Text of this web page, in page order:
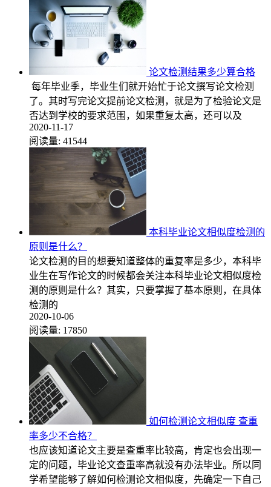
论文检测结果多少算合格
每年毕业季，毕业生们就开始忙于论文撰写论文检测
了。其时写完论文提前论文检测，就是为了检验论文是
否达到学校的要求范围，如果重复太高，还可以及
2020-11-17
阅读量: 41544
本科毕业论文相似度检测的
原则是什么？
论文检测的目的想要知道整体的重复率是多少，本科毕
业生在写作论文的时候都会关注本科毕业论文相似度检
测的原则是什么？其实，只要掌握了基本原则，在具体
检测的
2020-10-06
阅读量: 17850
如何检测论文相似度 查重
率多少不合格？
也应该知道论文主要是查重率比较高，肯定也会出现一
定的问题，毕业论文查重率高就没有办法毕业。所以同
学希望能够了解如何检测论文相似度，先确定一下自己